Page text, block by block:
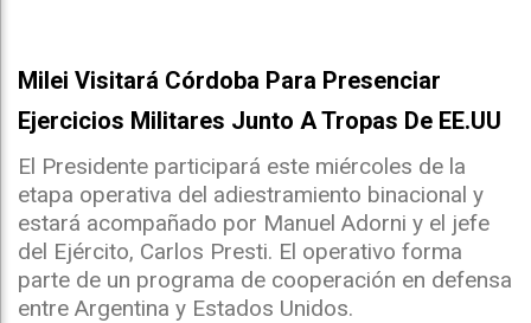
Milei Visitará Córdoba Para Presenciar
Ejercicios Militares Junto A Tropas De EE.UU
El Presidente participará este miércoles de la
etapa operativa del adiestramiento binacional y
estará acompañado por Manuel Adorni y el jefe
del Ejército, Carlos Presti. El operativo forma
parte de un programa de cooperación en defensa
entre Argentina y Estados Unidos.